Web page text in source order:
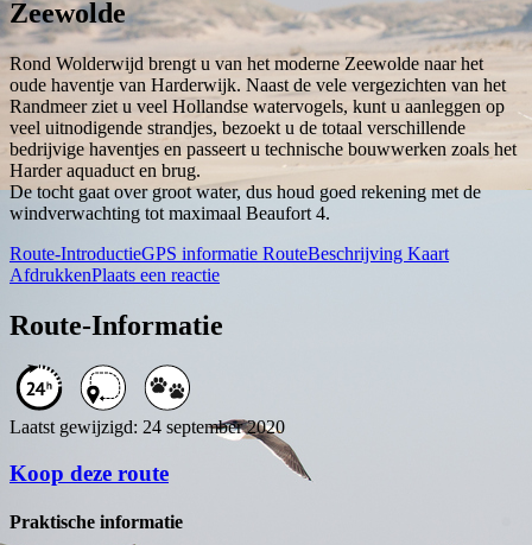
Zeewolde
Rond Wolderwijd brengt u van het moderne Zeewolde naar het
oude haventje van Harderwijk. Naast de vele vergezichten van het
Randmeer ziet u veel Hollandse watervogels, kunt u aanleggen op
veel uitnodigende strandjes, bezoekt u de totaal verschillende
bedrijvige haventjes en passeert u technische bouwwerken zoals het
Harder aquaduct en brug.
De tocht gaat over groot water, dus houd goed rekening met de
windverwachting tot maximaal Beaufort 4.
Route-IntroductieGPS informatie RouteBeschrijving Kaart
AfdrukkenPlaats een reactie
Route-Informatie
Laatst gewijzigd: 24 september 2020
Koop deze route
Praktische informatie